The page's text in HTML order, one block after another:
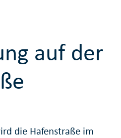
auf der
die Hafenstraße im